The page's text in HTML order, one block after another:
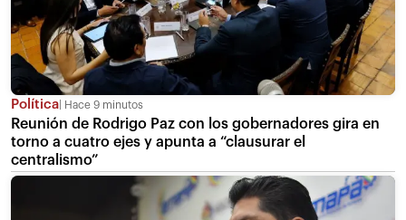
Política Hace 9 minutos
Reunión de Rodrigo Paz con los gobernadores gira en
torno a cuatro ejes y apunta a “clausurar el
centralismo”